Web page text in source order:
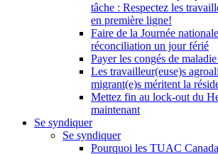
tâche : Respectez les
en première ligne!
Faire de la Journée
réconciliation un jour férié
Payer les congés de
Les travailleur(euse)s
migrant(e)s méritent la
Mettez fin au lock-out du
maintenant
Se syndiquer
Se syndiquer
Pourquoi les TUAC